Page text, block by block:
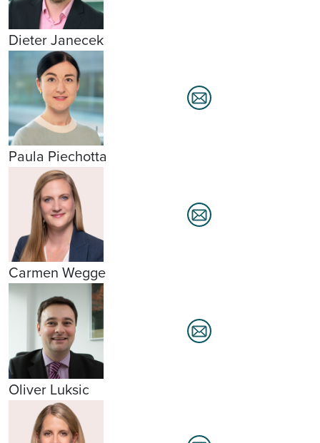
Dieter Janecek
Paula Piechotta
Carmen Wegge
Oliver Luksic